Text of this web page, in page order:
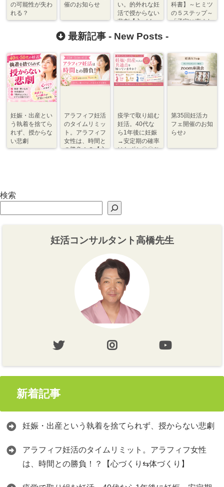
の可能性が失わ
れる？
催のお知らせ
い。的外れな妊
活で授からない
悲劇【心づく
科書】～ヒミツ
の５ステップ～
「子宝に恵まれ
最新記事 - New Posts -
妊娠・出産とい
う執着を捨てら
れず、授からな
い悲劇
アラフィフ妊活
のタイムリミッ
ト。アラフィフ
女性は、時間と
の勝負！？【心
疫学で取り組む
妊活。40代な
ら1年後に妊娠
→安定期の確率
はわずか〇〇％
第35回妊活カ
フェ開催のお知
らせ♪
検索
妊活コンサルタント高橋先生
新着記事
妊娠・出産という執着を捨てられず、授からない悲劇
アラフィフ妊活のタイムリミット。アラフィフ女性
は、時間との勝負！？【心づくり⇆体づくり】